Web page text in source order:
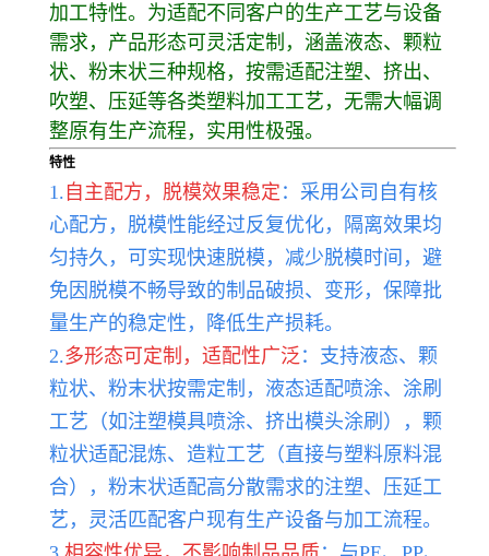
加工特性。为适配不同客户的生产工艺与设备
需求，产品形态可灵活定制，涵盖液态、颗粒
状、粉末状三种规格，按需适配注塑、挤出、
吹塑、压延等各类塑料加工工艺，无需大幅调
整原有生产流程，实用性极强。
特性
1. 自主配方，脱模效果稳定 ：采用公司自有核
心配方，脱模性能经过反复优化，隔离效果均
匀持久，可实现快速脱模，减少脱模时间，避
免因脱模不畅导致的制品破损、变形，保障批
量生产的稳定性，降低生产损耗。
2.多形态可定制，适配性广泛 ：支持液态、颗
粒状、粉末状按需定制，液态适配喷涂、涂刷
工艺（如注塑模具喷涂、挤出模头涂刷），颗
粒状适配混炼、造粒工艺（直接与塑料原料混
合），粉末状适配高分散需求的注塑、压延工
艺，灵活匹配客户现有生产设备与加工流程。